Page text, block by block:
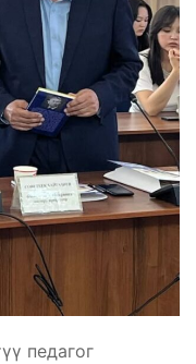
педагог